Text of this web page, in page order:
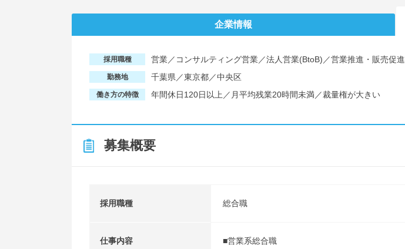
企業情報
採用職種 営業／コンサルティング営業／法人営業(BtoB)／営業推進・販売促進
勤務地 千葉県／東京都／中央区
働き方の特徴 年間休日120日以上／月平均残業20時間未満／裁量権が大きい
募集概要
採用職種 総合職
仕事内容
■営業系総合職